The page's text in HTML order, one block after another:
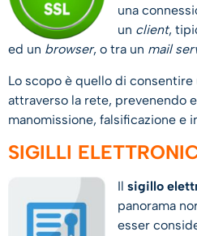
una
un client,
ed un browser, o tra un mail
Lo scopo è quello di consentire
attraverso la rete, prevenendo
manomissione, falsificazione e
SIGILLI
Il sigillo
panorama
esser